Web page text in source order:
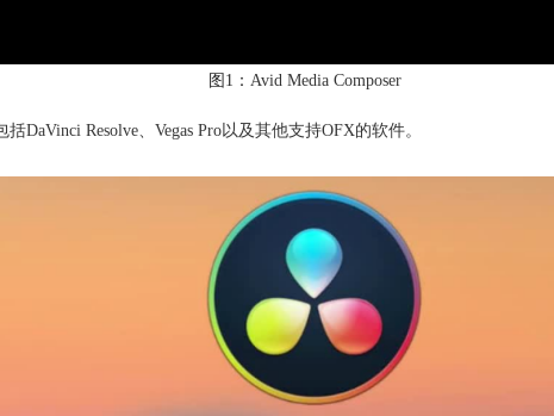
图1： Avid Media Composer
DaVinci Resolve、Vegas Pro以及其他支持OFX的软件。